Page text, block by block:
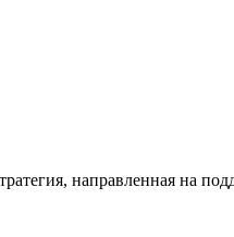
направленная на